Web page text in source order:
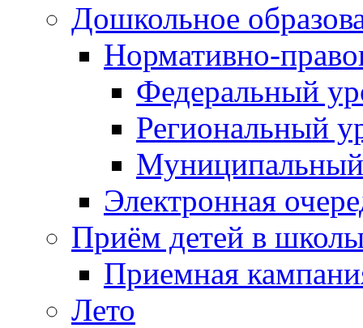
Дошкольное
Нормативно-
Федеральный
Региональный
Электронная
Приём детей в
Приемная
Лето